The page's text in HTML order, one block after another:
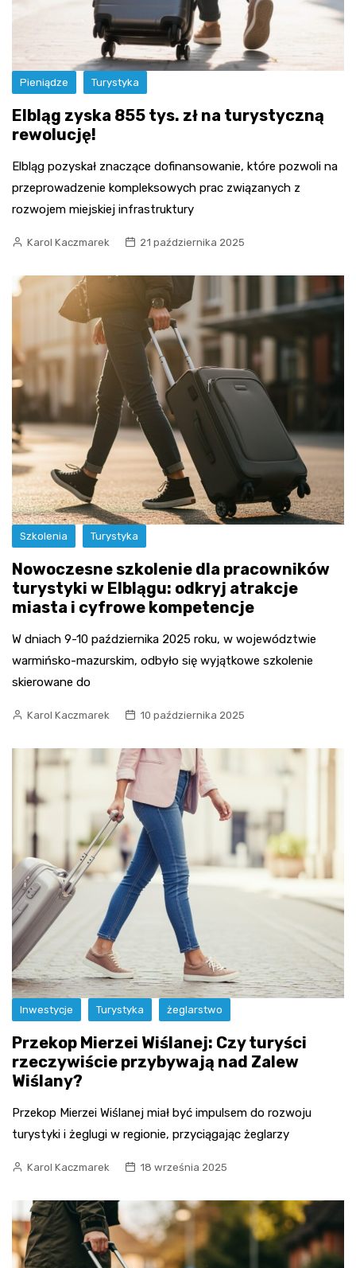
Pieniądze Turystyka
Elbląg zyska 855 tys. zł na turystyczną
rewolucję!
Elbląg pozyskał znaczące dofinansowanie, które pozwoli na
przeprowadzenie kompleksowych prac związanych z
rozwojem miejskiej infrastruktury
Karol Kaczmarek 21 października 2025
Szkolenia Turystyka
Nowoczesne szkolenie dla pracowników
turystyki w Elblągu: odkryj atrakcje
miasta i cyfrowe kompetencje
W dniach 9-10 października 2025 roku, w województwie
warmińsko-mazurskim, odbyło się wyjątkowe szkolenie
skierowane do
Karol Kaczmarek 10 października 2025
Inwestycje Turystyka żeglarstwo
Przekop Mierzei Wiślanej: Czy turyści
rzeczywiście przybywają nad Zalew
Wiślany?
Przekop Mierzei Wiślanej miał być impulsem do rozwoju
turystyki i żeglugi w regionie, przyciągając żeglarzy
Karol Kaczmarek 18 września 2025